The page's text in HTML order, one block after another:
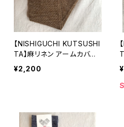
【NISHIGUCHI KUTSUSHI
TA】麻リネン アームカバー
ロング カーキ UVカット日
除け 冷房対策 日本製【ニ
¥2,200